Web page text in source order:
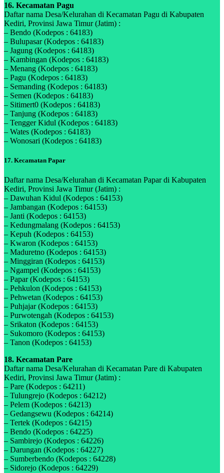
16. Kecamatan Pagu
Daftar nama Desa/Kelurahan di Kecamatan Pagu di Kabupaten
Kediri, Provinsi Jawa Timur (Jatim) :
– Bendo (Kodepos : 64183)
– Bulupasar (Kodepos : 64183)
– Jagung (Kodepos : 64183)
– Kambingan (Kodepos : 64183)
– Menang (Kodepos : 64183)
– Pagu (Kodepos : 64183)
– Semanding (Kodepos : 64183)
– Semen (Kodepos : 64183)
– Sitimert0 (Kodepos : 64183)
– Tanjung (Kodepos : 64183)
– Tengger Kidul (Kodepos : 64183)
– Wates (Kodepos : 64183)
– Wonosari (Kodepos : 64183)
17. Kecamatan Papar
Daftar nama Desa/Kelurahan di Kecamatan Papar di Kabupaten
Kediri, Provinsi Jawa Timur (Jatim) :
– Dawuhan Kidul (Kodepos : 64153)
– Jambangan (Kodepos : 64153)
– Janti (Kodepos : 64153)
– Kedungmalang (Kodepos : 64153)
– Kepuh (Kodepos : 64153)
– Kwaron (Kodepos : 64153)
– Maduretno (Kodepos : 64153)
– Minggiran (Kodepos : 64153)
– Ngampel (Kodepos : 64153)
– Papar (Kodepos : 64153)
– Pehkulon (Kodepos : 64153)
– Pehwetan (Kodepos : 64153)
– Puhjajar (Kodepos : 64153)
– Purwotengah (Kodepos : 64153)
– Srikaton (Kodepos : 64153)
– Sukomoro (Kodepos : 64153)
– Tanon (Kodepos : 64153)
18. Kecamatan Pare
Daftar nama Desa/Kelurahan di Kecamatan Pare di Kabupaten
Kediri, Provinsi Jawa Timur (Jatim) :
– Pare (Kodepos : 64211)
– Tulungrejo (Kodepos : 64212)
– Pelem (Kodepos : 64213)
– Gedangsewu (Kodepos : 64214)
– Tertek (Kodepos : 64215)
– Bendo (Kodepos : 64225)
– Sambirejo (Kodepos : 64226)
– Darungan (Kodepos : 64227)
– Sumberbendo (Kodepos : 64228)
– Sidorejo (Kodepos : 64229)